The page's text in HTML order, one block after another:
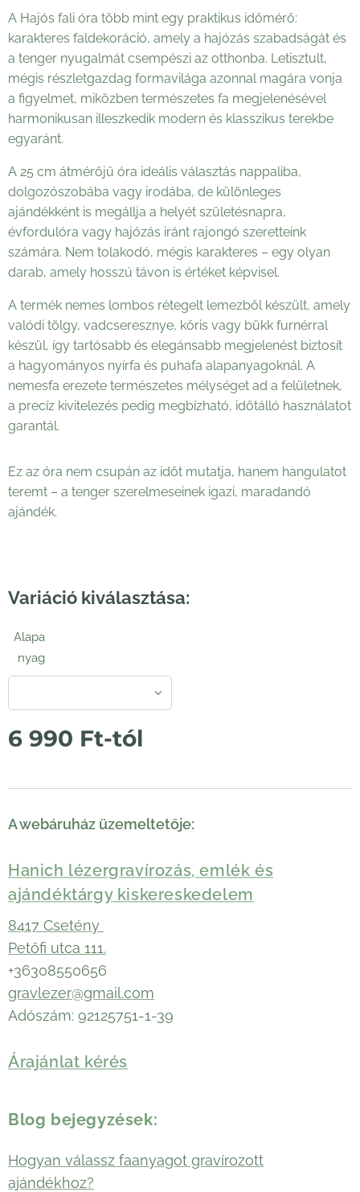
A Hajós fali óra több mint egy praktikus időmérő:
karakteres faldekoráció, amely a hajózás szabadságát és
a tenger nyugalmát csempészi az otthonba. Letisztult,
mégis részletgazdag formavilága azonnal magára vonja
a figyelmet, miközben természetes fa megjelenésével
harmonikusan illeszkedik modern és klasszikus terekbe
egyaránt.
A 25 cm átmérőjű óra ideális választás nappaliba,
dolgozószobába vagy irodába, de különleges
ajándékként is megállja a helyét születésnapra,
évfordulóra vagy hajózás iránt rajongó szeretteink
számára. Nem tolakodó, mégis karakteres – egy olyan
darab, amely hosszú távon is értéket képvisel.
A termék nemes lombos rétegelt lemezből készült, amely
valódi tölgy, vadcseresznye, kőris vagy bükk furnérral
készül, így tartósabb és elegánsabb megjelenést biztosít
a hagyományos nyírfa és puhafa alapanyagoknál. A
nemesfa erezete természetes mélységet ad a felületnek,
a precíz kivitelezés pedig megbízható, időtálló használatot
garantál.
Ez az óra nem csupán az időt mutatja, hanem hangulatot
teremt – a tenger szerelmeseinek igazi, maradandó
ajándék.
Variáció kiválasztása:
Alapa
nyag
6 990 Ft-tól
A webáruház üzemeltetője:
Hanich lézergravírozás, emlék és
ajándéktárgy kiskereskedelem
8417 Csetény
Petőfi utca 111.
+36308550656
gravlezer@gmail.com
Adószám: 92125751-1-39
Árajánlat kérés
Blog bejegyzések:
Hogyan válassz faanyagot gravírozott
ajándékhoz?